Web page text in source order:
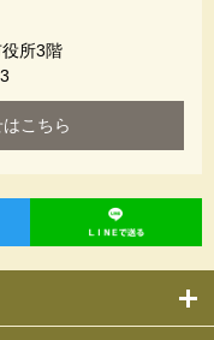
所3階
こちら